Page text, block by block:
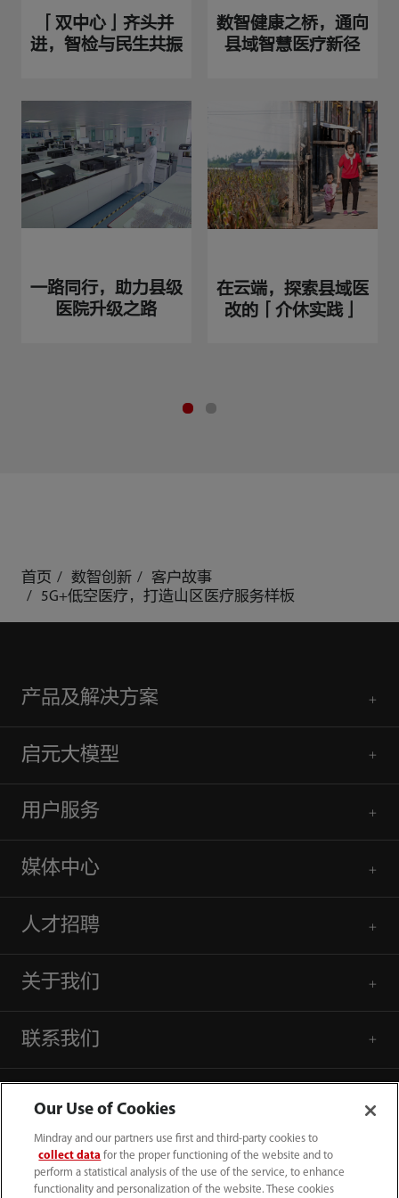
「双中心」齐头并
进，智检与民生共振
数智健康之桥，通向
县域智慧医疗新径
一路同行，助力县级
医院升级之路
在云端，探索县域医
改的「介休实践」
首页 数智创新
客户故事
5G+低空医疗，打造⼭区医疗服务样板
产品及解决方案
启元大模型
用户服务
媒体中心
人才招聘
关于我们
联系我们
Our Use of Cookies
Mindray and our partners use first and third-party cookies to
collect data for the proper functioning of the website and to
perform a statistical analysis of the use of the service, to enhance
functionality and personalization of the website. These cookies